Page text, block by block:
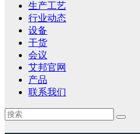
生产工艺
行业动态
设备
干货
会议
艾邦官网
产品
联系我们